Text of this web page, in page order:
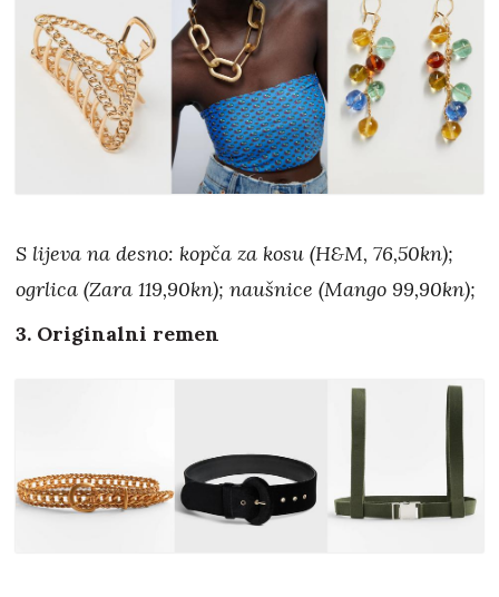
S lijeva na desno: kopča za kosu (H&M, 76,50kn);
ogrlica (Zara 119,90kn); naušnice (Mango 99,90kn);
3. Originalni remen